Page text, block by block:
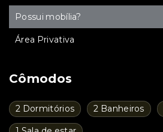
Cômodos
2 Dormitórios 2 Banheiros
Possui mobília?
Área Privativa